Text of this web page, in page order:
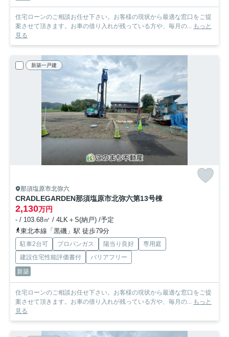
住宅ローンのご相談お任せ下さい。お客様の現状から最適な窓口をご提
案させて頂きます。お車の借り入れが残っている方や、毎月の...
もっと
見る
新築一戸建
那須塩原市北弥六
CRADLEGARDEN那須塩原市北弥六第13号棟
2,130万円
- / 103.68㎡ / 4LK＋S(納戸) /予定
東北本線「黒磯」駅 徒歩79分
駐車2台可 プロパンガス 陽当り良好
専用庭
建設住宅性能評価書付
バリアフリー
新築
住宅ローンのご相談お任せ下さい。お客様の現状から最適な窓口をご提
案させて頂きます。お車の借り入れが残っている方や、毎月の...
もっと
見る